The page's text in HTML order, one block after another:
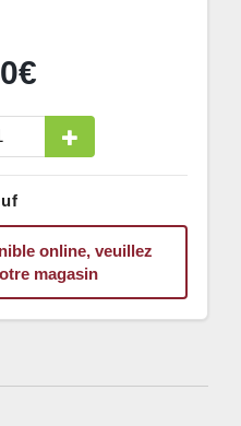
online, veuillez
magasin